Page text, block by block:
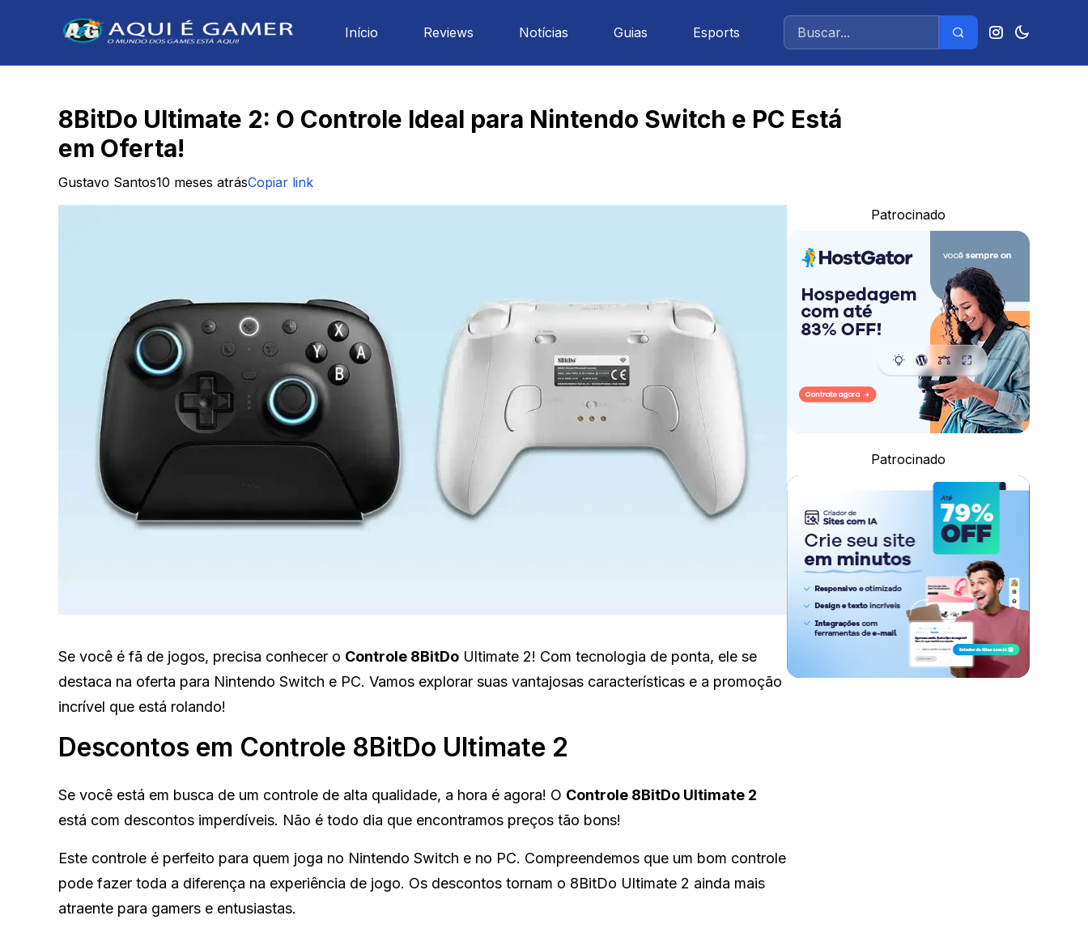
Início Reviews Notícias Guias Esports
8BitDo Ultimate 2: O Controle Ideal para Nintendo Switch e PC Está
em Oferta!
Gustavo Santos10 meses atrásCopiar link
Se você é fã de jogos, precisa conhecer o Controle 8BitDo Ultimate 2! Com tecnologia de ponta, ele se
destaca na oferta para Nintendo Switch e PC. Vamos explorar suas vantajosas características e a promoção
incrível que está rolando!
Descontos em Controle 8BitDo Ultimate 2
Se você está em busca de um controle de alta qualidade, a hora é agora! O Controle 8BitDo Ultimate 2
está com descontos imperdíveis. Não é todo dia que encontramos preços tão bons!
Este controle é perfeito para quem joga no Nintendo Switch e no PC. Compreendemos que um bom controle
pode fazer toda a diferença na experiência de jogo. Os descontos tornam o 8BitDo Ultimate 2 ainda mais
atraente para gamers e entusiastas.
Patrocinado
Patrocinado